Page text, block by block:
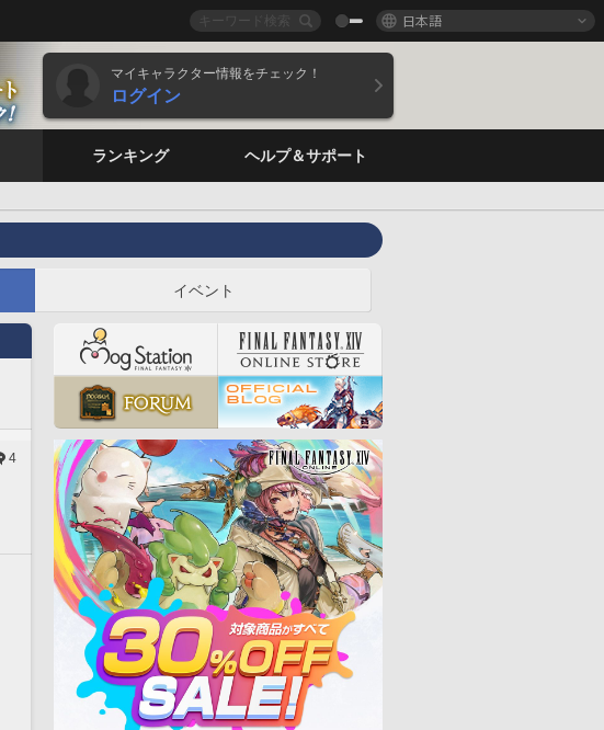
日本語
マイキャラクター情報をチェック！
ログイン
ランキング ヘルプ＆サポート
イベント
4